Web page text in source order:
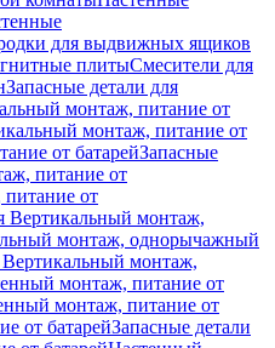
для выдвижных ящиков
плитыСмесители для
Запасные детали для
монтаж, питание от
монтаж, питание от
от батарейЗапасные
питание от
от
Вертикальный монтаж,
монтаж, однорычажный
Вертикальный монтаж,
монтаж, питание от
монтаж, питание от
от батарейЗапасные детали